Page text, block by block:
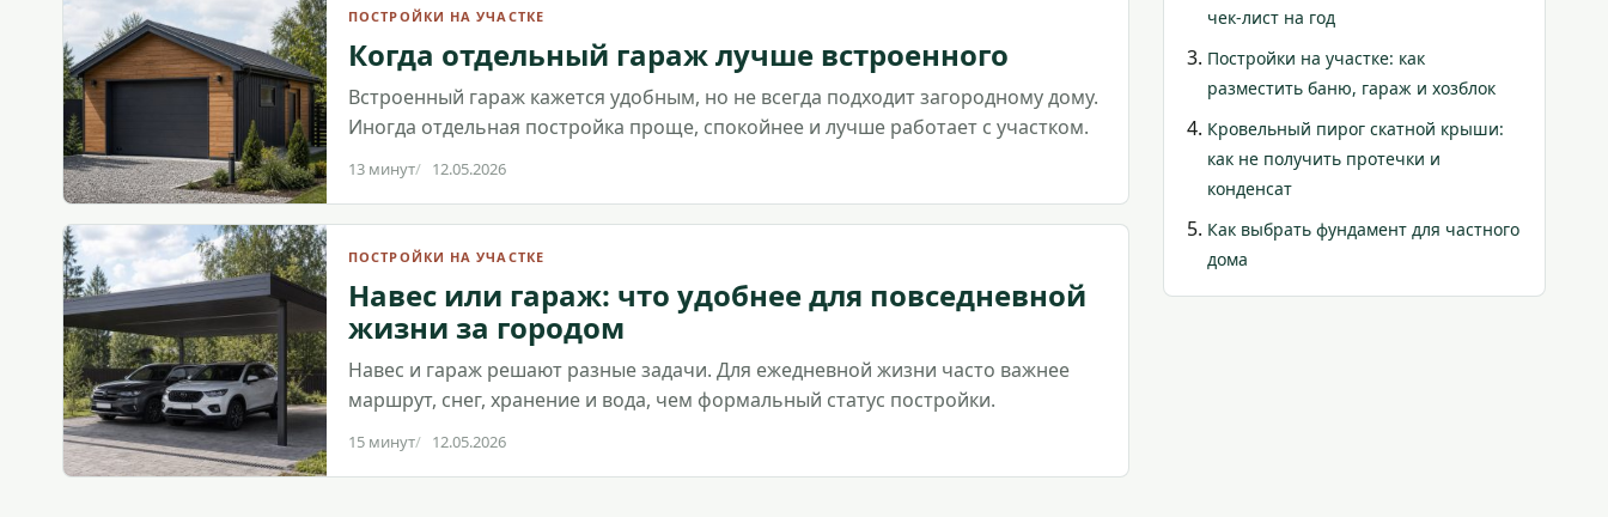
ПОСТРОЙКИ НА УЧАСТКЕ
Когда отдельный гараж лучше встроенного
Встроенный гараж кажется удобным, но не всегда подходит загородному дому.
Иногда отдельная постройка проще, спокойнее и лучше работает с участком.
13 минут 12.05.2026
ПОСТРОЙКИ НА УЧАСТКЕ
Навес или гараж: что удобнее для повседневной
жизни за городом
Навес и гараж решают разные задачи. Для ежедневной жизни часто важнее
маршрут, снег, хранение и вода, чем формальный статус постройки.
15 минут 12.05.2026
чек-лист на год
Постройки на участке: как
разместить баню, гараж и хозблок
Кровельный пирог скатной крыши:
как не получить протечки и
конденсат
Как выбрать фундамент для частного
дома